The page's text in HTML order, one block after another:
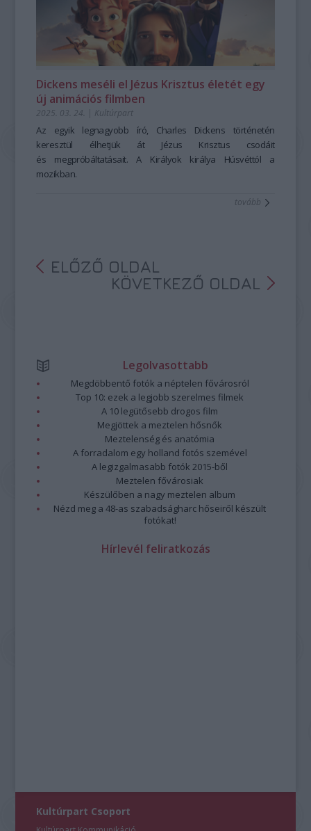
Dickens meséli el Jézus Krisztus életét egy
új animációs filmben
2025. 03. 24. | Kultúrpart
Az egyik legnagyobb író, Charles Dickens történetén
keresztül élhetjük át Jézus Krisztus csodáit
és megpróbáltatásait. A Királyok királya Húsvéttól a
mozikban.
tovább
ELŐZŐ OLDAL
KÖVETKEZŐ OLDAL
Legolvasottabb
Megdöbbentő fotók a néptelen fővárosról
Top 10: ezek a legjobb szerelmes filmek
A 10 legütősebb drogos film
Megjöttek a meztelen hősnők
Meztelenség és anatómia
A forradalom egy holland fotós szemével
A legizgalmasabb fotók 2015-ből
Meztelen fővárosiak
Készülőben a nagy meztelen album
Nézd meg a 48-as szabadságharc hőseiről készült
fotókat!
Hírlevél feliratkozás
Kultúrpart Csoport